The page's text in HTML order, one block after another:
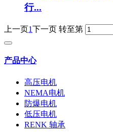
行...
上一页1下一页 转至第
产品中心
高压电机
NEMA电机
防爆电机
低压电机
RENK 轴承